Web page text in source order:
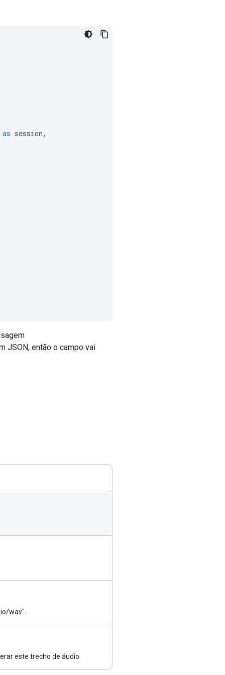
as session,
JSON, então o campo vai
wav".
este trecho de áudio.